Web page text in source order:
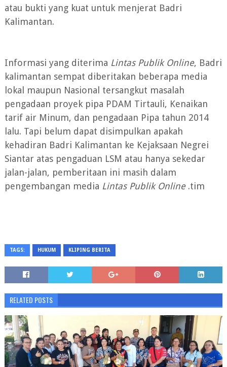
atau bukti yang kuat untuk menjerat Badri
Kalimantan.
Informasi yang diterima Lintas Publik Online, Badri
kalimantan sempat diberitakan beberapa media
lokal maupun Nasional tersangkut masalah
pengadaan proyek pipa PDAM Tirtauli, Kenaikan
tarif air Minum, dan pengadaan Pipa tahun 2014
lalu. Tapi belum dapat disimpulkan apakah
kehadiran Badri Kalimantan ke Kejaksaan Negrei
Siantar atas pengaduan LSM atau hanya sekedar
jalan-jalan, pemberitaan ini masih dalam
pengembangan media Lintas Publik Online.tim
TAGS: HUKUM KLIPING BERITA
RELATED POSTS